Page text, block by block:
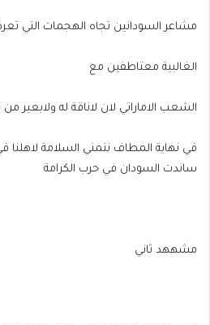
مشاعر السودانين تجاه الهجمات التي
الغالبية معتاطفين مع
الشعب الاماراتي لان لاناقة له ولابعير
في نهاية المطاف نتمني السلامة لاهلنا
ساندت السودان في حرب الكرامة
مشههد ثاني